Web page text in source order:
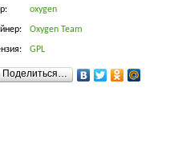
oxygen
Oxygen Team
GPL
Поделиться…